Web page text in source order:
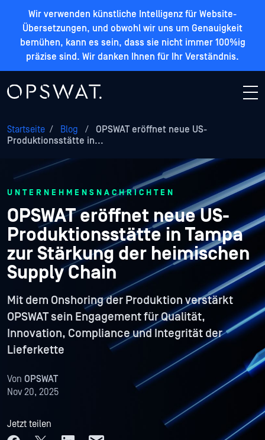
Wir verwenden künstliche Intelligenz für Website-
Übersetzungen, und obwohl wir uns um Genauigkeit
bemühen, kann es sein, dass sie nicht immer 100%ig
präzise sind. Wir danken Ihnen für Ihr Verständnis.
Startseite / Blog /
OPSWAT eröffnet neue US-
Produktionsstätte in...
UNTERNEHMENSNACHRICHTEN
OPSWAT eröffnet neue US-
Produktionsstätte in Tampa
zur Stärkung der heimischen
Supply Chain
Mit dem Onshoring der Produktion verstärkt
OPSWAT sein Engagement für Qualität,
Innovation, Compliance und Integrität der
Lieferkette
Von OPSWAT
Nov 20, 2025
Jetzt teilen